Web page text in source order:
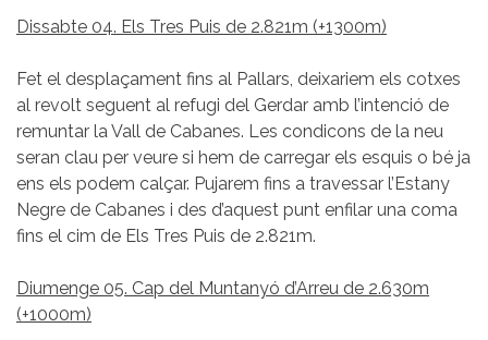
Dissabte 04. Els Tres Puis de 2.821m (+1300m)
Fet el desplaçament fins al Pallars, deixariem els cotxes
al revolt seguent al refugi del Gerdar amb l’intenció de
remuntar la Vall de Cabanes. Les condicons de la neu
seran clau per veure si hem de carregar els esquis o bé ja
ens els podem calçar. Pujarem fins a travessar l’Estany
Negre de Cabanes i des d’aquest punt enfilar una coma
fins el cim de Els Tres Puis de 2.821m.
Diumenge 05. Cap del Muntanyó d’Arreu de 2.630m
(+1000m)